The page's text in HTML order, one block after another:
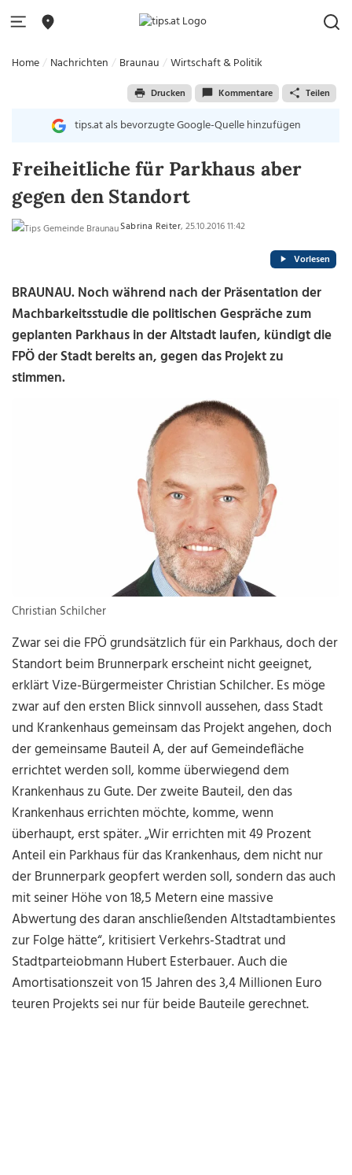
Home Nachrichten Braunau Wirtschaft & Politik
Drucken Kommentare Teilen
tips.at als bevorzugte Google-Quelle hinzufügen
Freiheitliche für Parkhaus aber
gegen den Standort
Sabrina Reiter, 25.10.2016 11:42
Vorlesen
BRAUNAU. Noch während nach der Präsentation der
Machbarkeitsstudie die politischen Gespräche zum
geplanten Parkhaus in der Altstadt laufen, kündigt die
FPÖ der Stadt bereits an, gegen das Projekt zu
stimmen.
Christian Schilcher
Zwar sei die FPÖ grundsätzlich für ein Parkhaus, doch der
Standort beim Brunnerpark erscheint nicht geeignet,
erklärt Vize-Bürgermeister Christian Schilcher. Es möge
zwar auf den ersten Blick sinnvoll aussehen, dass Stadt
und Krankenhaus gemeinsam das Projekt angehen, doch
der gemeinsame Bauteil A, der auf Gemeindefläche
errichtet werden soll, komme überwiegend dem
Krankenhaus zu Gute. Der zweite Bauteil, den das
Krankenhaus errichten möchte, komme, wenn
überhaupt, erst später. „Wir errichten mit 49 Prozent
Anteil ein Parkhaus für das Krankenhaus, dem nicht nur
der Brunnerpark geopfert werden soll, sondern das auch
mit seiner Höhe von 18,5 Metern eine massive
Abwertung des daran anschließenden Altstadtambientes
zur Folge hätte“, kritisiert Verkehrs-Stadtrat und
Stadtparteiobmann Hubert Esterbauer. Auch die
Amortisationszeit von 15 Jahren des 3,4 Millionen Euro
teuren Projekts sei nur für beide Bauteile gerechnet.